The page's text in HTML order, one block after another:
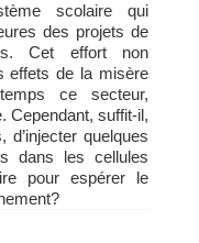
scolaire qui
des projets de
Cet effort non
effets de la misère
ce secteur,
Cependant, suffit-il,
quelques
dans les cellules
pour espérer le